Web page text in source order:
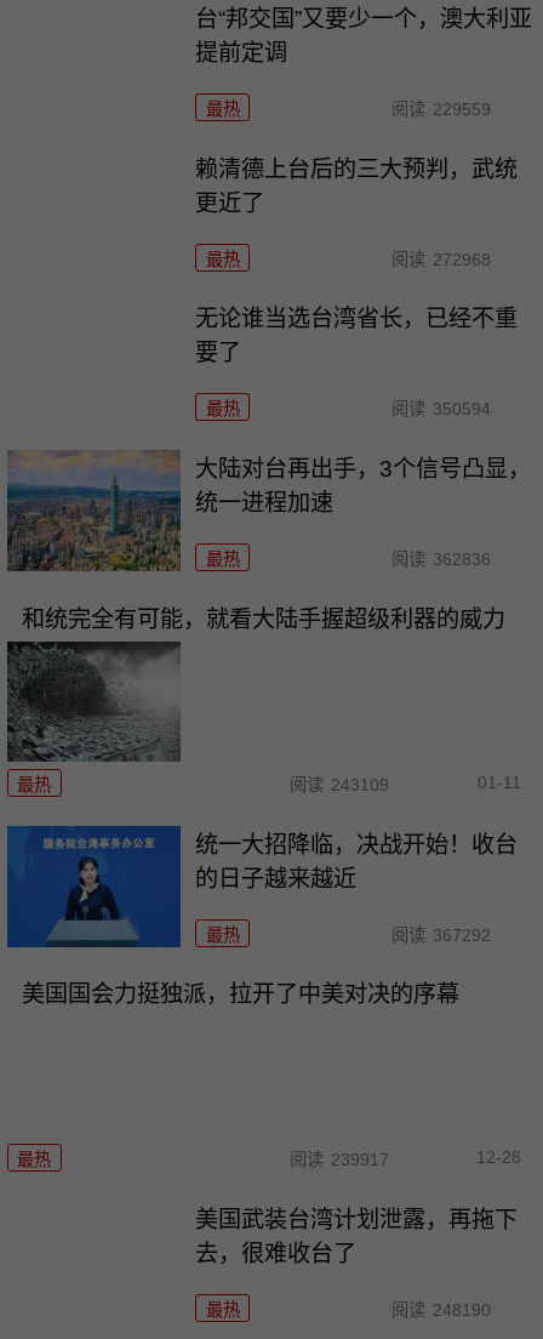
台“邦交国”又要少一个，澳大利亚
提前定调
最热 阅读 229559
赖清德上台后的三大预判，武统
更近了
最热 阅读 272968
无论谁当选台湾省长，已经不重
要了
最热 阅读 350594
大陆对台再出手，3个信号凸显，
统一进程加速
最热 阅读 362836
和统完全有可能，就看大陆手握超级利器的威力
最热 阅读 243109 01-11
统一大招降临，决战开始！收台
的日子越来越近
最热 阅读 367292
美国国会力挺独派，拉开了中美对决的序幕
最热 阅读 239917 12-28
美国武装台湾计划泄露，再拖下
去，很难收台了
最热 阅读 248190